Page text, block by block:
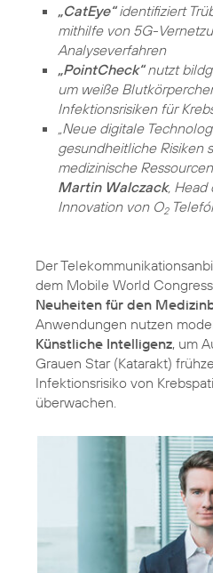
„CatEye“identifiziert
mithilfe von 5G-
Analyseverfahren
„PointCheck“nutzt
um weiße
Infektionsrisiken für
„Neue digitale
gesundheitliche Risiken
medizinische
Martin Walczack, Head
Innovation von O2
Der
dem Mobile World
Neuheiten für den
Anwendungen nutzen
Künstliche Intelligenz, um
Grauen Star (Katarakt)
Infektionsrisiko von
überwachen.